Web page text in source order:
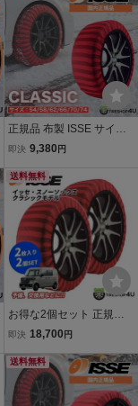
ャッキアップ不要
正規品 布製 ISSE サイズ6
6 イッセ スノーソックス
チェーン 簡単取り付け ジ
ャッキアップ不要
即決 9,380 円
送料無料
お得な2個セット 正規品
布製 ISSE サイズ70 クラ
セ スノーソックス 非金属
タイヤチェーン ジャッキ
アップ不要
即決 18,700 円
送料無料